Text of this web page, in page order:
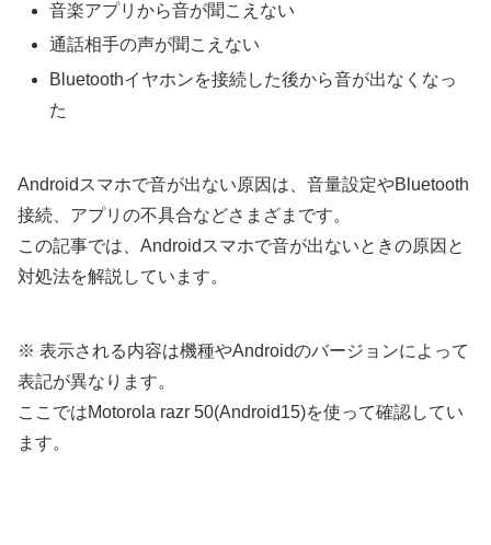
音楽アプリから音が聞こえない
通話相手の声が聞こえない
Bluetoothイヤホンを接続した後から音が出なくなっ
た
Androidスマホで音が出ない原因は、音量設定やBluetooth
接続、アプリの不具合などさまざまです。
この記事では、Androidスマホで音が出ないときの原因と
対処法を解説しています。
※ 表示される内容は機種やAndroidのバージョンによって
表記が異なります。
ここではMotorola razr 50(Android15)を使って確認してい
ます。